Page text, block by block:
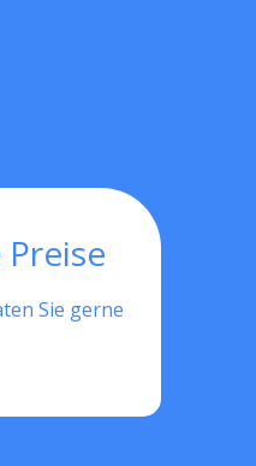
Sie gerne